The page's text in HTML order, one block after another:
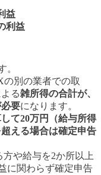
益
利益
。
別の業者での取
る雑所得の合計が、
要になります。
て20万円（給与所得
える場合は確定申告
方や給与を2か所以上
に関わらず確定申告